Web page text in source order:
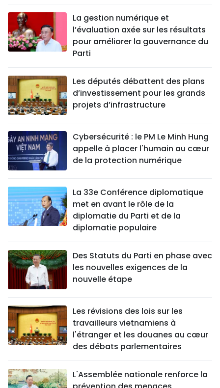
La gestion numérique et
l’évaluation axée sur les résultats
pour améliorer la gouvernance du
Parti
Les députés débattent des plans
d’investissement pour les grands
projets d’infrastructure
Cybersécurité : le PM Le Minh Hung
appelle à placer l'humain au cœur
de la protection numérique
La 33e Conférence diplomatique
met en avant le rôle de la
diplomatie du Parti et de la
diplomatie populaire
Des Statuts du Parti en phase avec
les nouvelles exigences de la
nouvelle étape
Les révisions des lois sur les
travailleurs vietnamiens à
l'étranger et les douanes au cœur
des débats parlementaires
L'Assemblée nationale renforce la